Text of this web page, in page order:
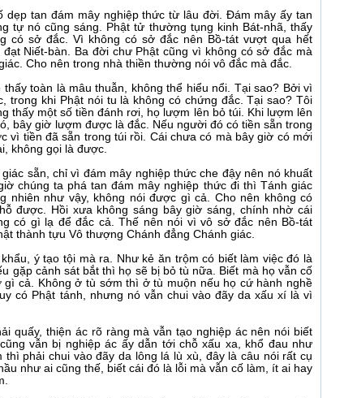
dẹp tan đám mây nghiệp thức từ lâu đời. Đám mây ấy tan
tự nó cũng sáng. Phật tử thường tụng kinh Bát-nhã, thấy
có sở đắc. Vì không có sở đắc nên Bồ-tát vượt qua hết
Niết-bàn. Ba đời chư Phật cũng vì không có sở đắc mà
Cho nên trong nhà thiền thường nói vô đắc mà đắc.
toàn là mâu thuẫn, không thể hiểu nổi. Tại sao? Bởi vì
trong khi Phật nói tu là không có chứng đắc. Tại sao? Tôi
thấy một số tiền đánh rơi, họ lượm lên bỏ túi. Khi lượm lên
bây giờ lượm được là đắc. Nếu người đó có tiền sẵn trong
vì tiền đã sẵn trong túi rồi. Cái chưa có mà bây giờ có mới
không gọi là được.
sẵn, chỉ vì đám mây nghiệp thức che đậy nên nó khuất
chúng ta phá tan đám mây nghiệp thức đi thì Tánh giác
nhiên như vậy, không nói được gì cả. Cho nên không có
được. Hồi xưa không sáng bây giờ sáng, chính nhờ cái
có gì lạ để đắc cả. Thế nên nói vì vô sở đắc nên Bồ-tát
thành tựu Vô thượng Chánh đẳng Chánh giác.
ý tạo tội mà ra. Như kẻ ăn trộm có biết làm việc đó là
gặp cảnh sát bắt thì họ sẽ bị bỏ tù nữa. Biết mà họ vẫn cố
gì cả. Không ở tù sớm thì ở tù muộn nếu họ cứ hành nghề
có Phật tánh, nhưng nó vẫn chui vào đãy da xấu xí là vì
quấy, thiện ác rõ ràng mà vẫn tạo nghiệp ác nên nói biết
vẫn bị nghiệp ác ấy dẫn tới chỗ xấu xa, khổ đau như
phải chui vào đãy da lông lá lù xù, đây là câu nói rất cụ
như ai cũng thế, biết cái đó là lỗi mà vẫn cố làm, ít ai hay